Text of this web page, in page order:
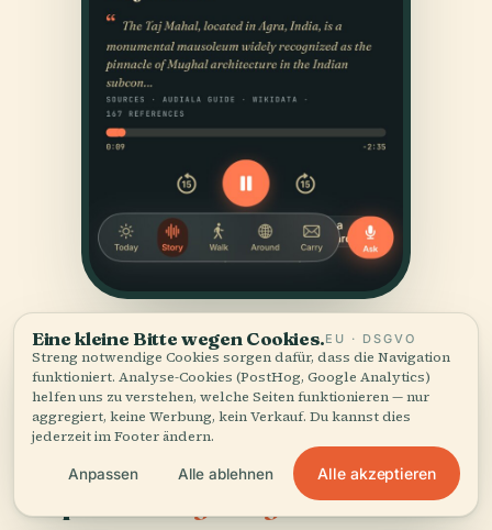
und gezeigt.
Eine kleine Bitte wegen Cookies.EU · DSGVO
Streng notwendige Cookies sorgen dafür, dass die Navigation
funktioniert. Analyse-Cookies (PostHog, Google Analytics)
helfen uns zu verstehen, welche Seiten funktionieren — nur
aggregiert, keine Werbung, kein Verkauf. Du kannst dies
jederzeit im Footer ändern.
Anpassen Alle ablehnen Alle akzeptieren